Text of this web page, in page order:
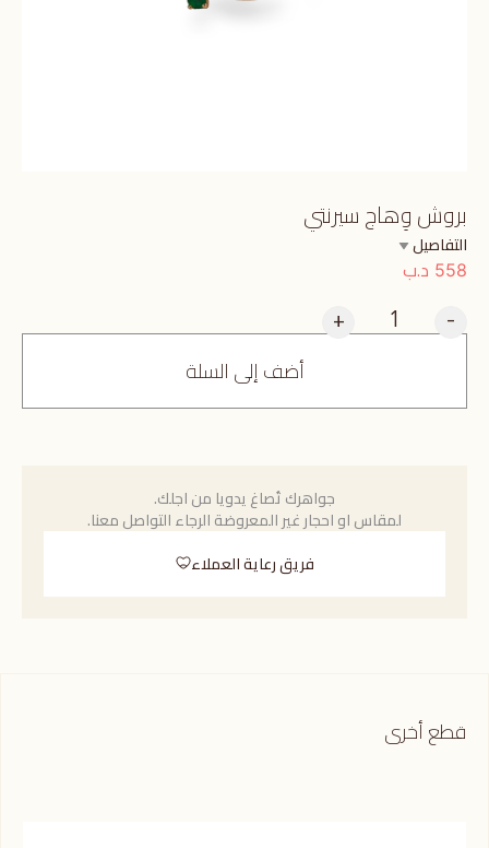
بروش وِهاج سيرنتي
التفاصيل
558 د.ب
-
+
أضف إلى السلة
جواهرك تُصاغ يدويا من اجلك.
لمقاس او احجار غير المعروضة الرجاء التواصل معنا.
فريق رعاية العملاء
قطع أخرى